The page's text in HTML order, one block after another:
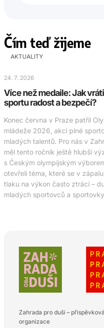
Čím teď žijeme
AKTUALITY
24. 7. 2026
Více než medaile: Jak
sportu radost a bezpečí?
Konec června v Praze patřil
mládeže 2026, akci plné
mladých talentů. Pro nás v
měl tento ročník ještě hlubší
s Českým olympijským
otevřeli téma, které se v
tlaku na výkon často ztrácí –
mladých sportovců a
Zahrada pro duši – příspěvková
organizace